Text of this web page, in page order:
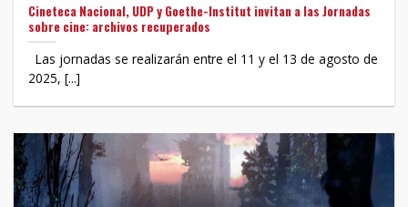
Cineteca Nacional, UDP y Goethe-Institut invitan a las Jornadas
sobre cine: archivos recuperados
Las jornadas se realizarán entre el 11 y el 13 de agosto de
2025, [...]